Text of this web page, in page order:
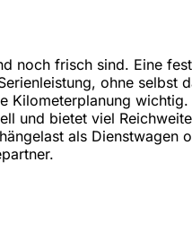
noch frisch sind. Eine
ohne selbst
Kilometerplanung
und bietet viel
als Dienstwagen